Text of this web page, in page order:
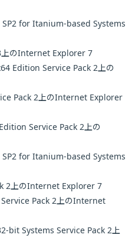
for Itanium-based Systems
上のInternet Explorer 7
Edition Service Pack 2上の
Pack 2上のInternet Explorer
Service Pack 2上の
for Itanium-based Systems
2上のInternet Explorer 7
Pack 2上のInternet
bit Systems Service Pack 2上